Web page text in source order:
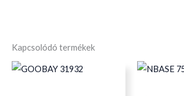
Kapcsolódó termékek